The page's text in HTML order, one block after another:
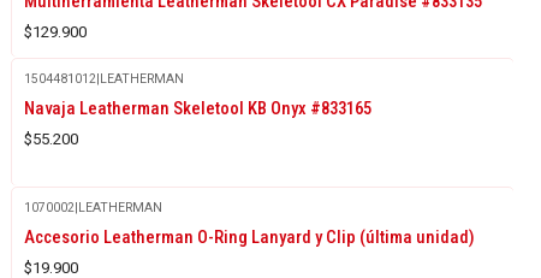
$129.900
1504481012|LEATHERMAN
Navaja Leatherman Skeletool KB Onyx #833165
$55.200
1070002|LEATHERMAN
Accesorio Leatherman O-Ring Lanyard y Clip (última unidad)
$19.900